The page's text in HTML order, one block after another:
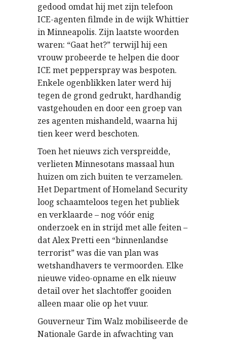
gedood omdat hij met zijn telefoon
ICE-agenten filmde in de wijk Whittier
in Minneapolis. Zijn laatste woorden
waren: “Gaat het?” terwijl hij een
vrouw probeerde te helpen die door
ICE met pepperspray was bespoten.
Enkele ogenblikken later werd hij
tegen de grond gedrukt, hardhandig
vastgehouden en door een groep van
zes agenten mishandeld, waarna hij
tien keer werd beschoten.
Toen het nieuws zich verspreidde,
verlieten Minnesotans massaal hun
huizen om zich buiten te verzamelen.
Het Department of Homeland Security
loog schaamteloos tegen het publiek
en verklaarde – nog vóór enig
onderzoek en in strijd met alle feiten –
dat Alex Pretti een “binnenlandse
terrorist” was die van plan was
wetshandhavers te vermoorden. Elke
nieuwe video-opname en elk nieuw
detail over het slachtoffer gooiden
alleen maar olie op het vuur.
Gouverneur Tim Walz mobiliseerde de
Nationale Garde in afwachting van